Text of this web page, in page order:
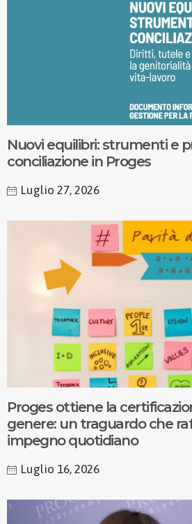
Nuovi equilibri: strumenti e
conciliazione in Proges
Luglio 27, 2026
Proges ottiene la
genere: un traguardo che
impegno quotidiano
Luglio 16, 2026